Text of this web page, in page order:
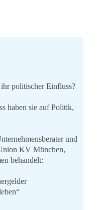
politischer Einfluss?
haben sie auf Politik,
und
KV München,
behandelt: